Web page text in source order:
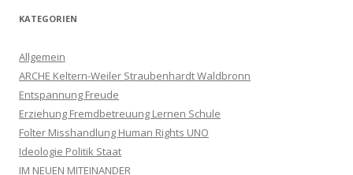
KATEGORIEN
Allgemein
ARCHE Keltern-Weiler Straubenhardt Waldbronn
Entspannung Freude
Erziehung Fremdbetreuung Lernen Schule
Folter Misshandlung Human Rights UNO
Ideologie Politik Staat
IM NEUEN MITEINANDER